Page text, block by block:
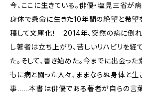
今、ここに生きている。俳優・塩見三省が
身体で懸命に生きた10年間の絶望と希望
稿して文庫化！ 2014年、突然の病に倒れ
し著者は立ち上がり、苦しいリハビリを経
た。そして、書き始めた。今までに出会っ
もに病と闘った人々、ままならぬ身体と生
事……本書は俳優である著者が自らの言